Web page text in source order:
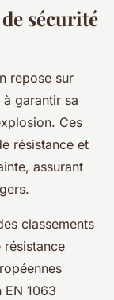
sécurité
repose sur
garantir sa
Ces
résistance et
assurant
classements
1063